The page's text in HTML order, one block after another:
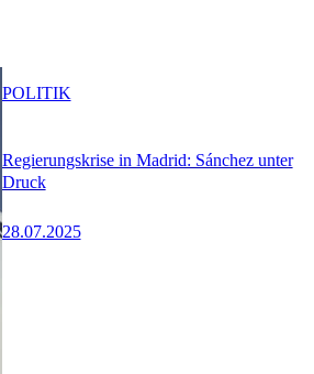
Regierungskrise in Madrid: Sánchez unter
Druck
28.07.2025
POLITIK